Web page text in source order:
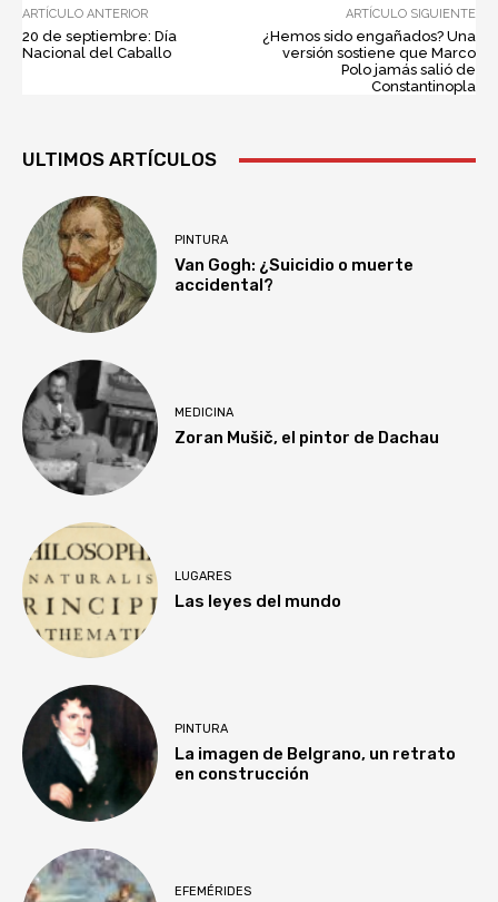
ARTÍCULO ANTERIOR
20 de septiembre: Día
Nacional del Caballo
ARTÍCULO SIGUIENTE
¿Hemos sido engañados? Una
versión sostiene que Marco
Polo jamás salió de
Constantinopla
ULTIMOS ARTÍCULOS
PINTURA
Van Gogh: ¿Suicidio o muerte
accidental?
MEDICINA
Zoran Mušič, el pintor de Dachau
LUGARES
Las leyes del mundo
PINTURA
La imagen de Belgrano, un retrato
en construcción
EFEMÉRIDES